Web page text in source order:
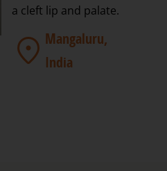
a cleft lip and palate.
Mangaluru,
India